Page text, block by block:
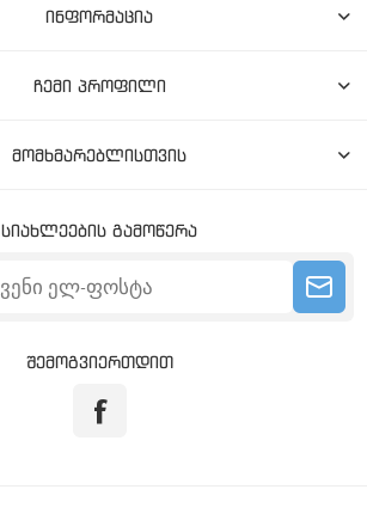
ინფორმაცია
ჩემი პროფილი
მომხმარებლისთვის
სიახლეების გამოწერა
შემოგვიერთდით